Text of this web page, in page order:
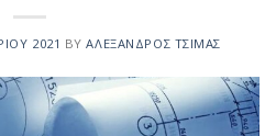
2021 BYΑΛΈΞΑΝΔΡΟΣ ΤΣΊΜΑΣ